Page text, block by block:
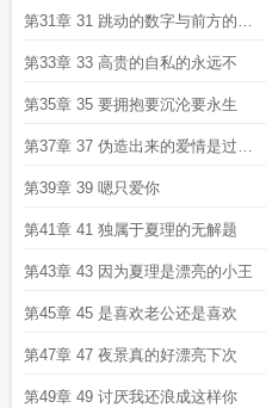
第31章 31 跳动的数字与前方的符
号
第33章 33 高贵的自私的永远不
第35章 35 要拥抱要沉沦要永生
第37章 37 伪造出来的爱情是过分
甜
第39章 39 嗯只爱你
第41章 41 独属于夏理的无解题
第43章 43 因为夏理是漂亮的小王
第45章 45 是喜欢老公还是喜欢
第47章 47 夜景真的好漂亮下次
第49章 49 讨厌我还浪成这样你